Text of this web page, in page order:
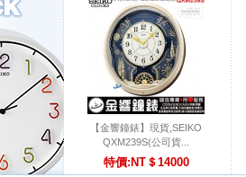
【金響鐘錶】現貨,SEIKO
QXM239S(公司貨...
特價:NT＄14000